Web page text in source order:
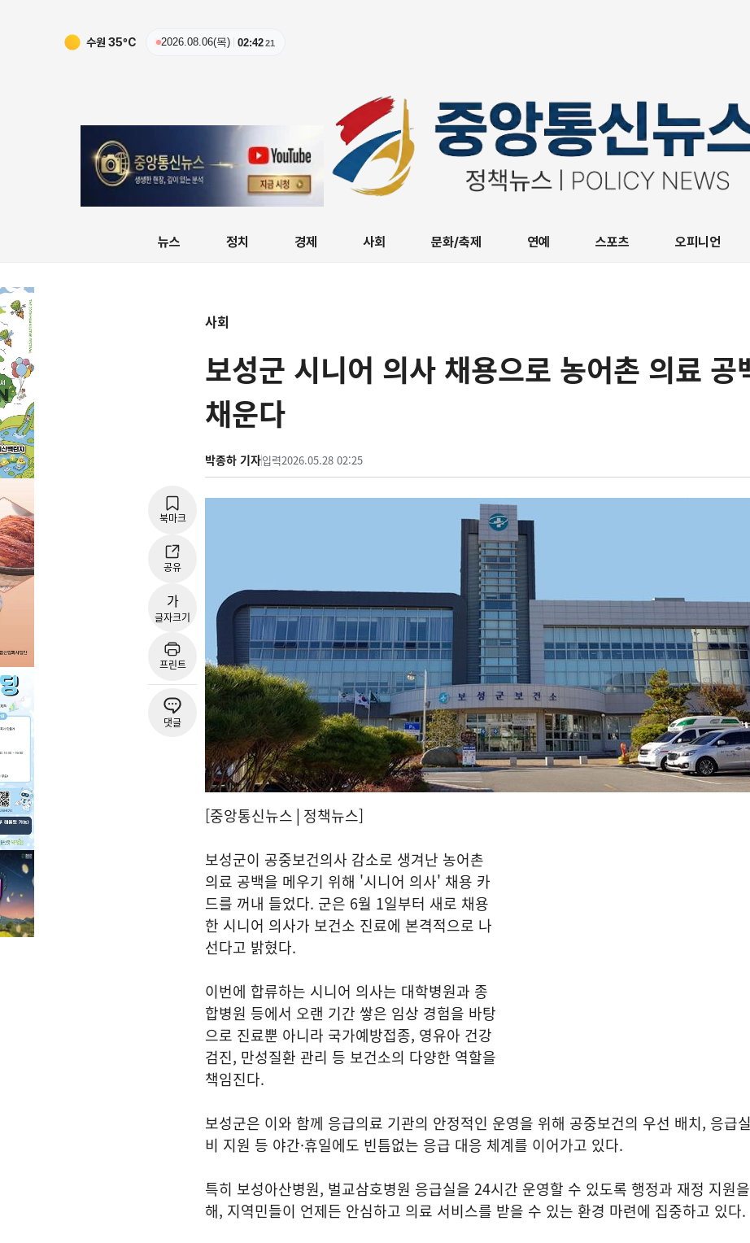
수원 35ºC 2026.08.06(목) 02:4222
뉴스 정치 경제 사회 문화/축제 연예 스포츠 오피니언
사회
보성군 시니어 의사 채용으로 농어촌 의료 공
채운다
박종하 기자입력2026.05.28 02:25
북마크
공유
가
글자크기
프린트
댓글
[중앙통신뉴스│정책뉴스]
보성군이 공중보건의사 감소로 생겨난 농어촌
의료 공백을 메우기 위해 '시니어 의사' 채용 카
드를 꺼내 들었다. 군은 6월 1일부터 새로 채용
한 시니어 의사가 보건소 진료에 본격적으로 나
선다고 밝혔다.
이번에 합류하는 시니어 의사는 대학병원과 종
합병원 등에서 오랜 기간 쌓은 임상 경험을 바탕
으로 진료뿐 아니라 국가예방접종, 영유아 건강
검진, 만성질환 관리 등 보건소의 다양한 역할을
책임진다.
보성군은 이와 함께 응급의료 기관의 안정적인 운영을 위해 공중보건의 우선 배치, 응급
비 지원 등 야간·휴일에도 빈틈없는 응급 대응 체계를 이어가고 있다.
특히 보성아산병원, 벌교삼호병원 응급실을 24시간 운영할 수 있도록 행정과 재정 지원
해, 지역민들이 언제든 안심하고 의료 서비스를 받을 수 있는 환경 마련에 집중하고 있다.